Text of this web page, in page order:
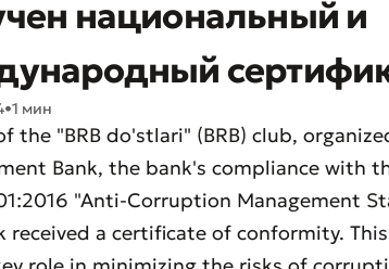
национальный и
•1 мин
the "BRB do'stlari" (BRB) club,
Bank, the bank's compliance with
"Anti-Corruption Management
received a certificate of conformity.